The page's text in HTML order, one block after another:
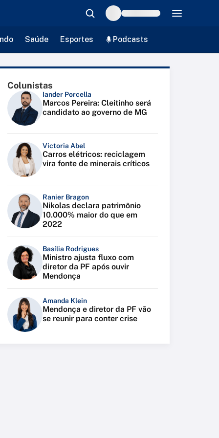
Saúde Esportes Podcasts
Colunistas
Iander Porcella
Marcos Pereira: Cleitinho será
candidato ao governo de MG
Victoria Abel
Carros elétricos: reciclagem
vira fonte de minerais críticos
Ranier Bragon
Nikolas declara patrimônio
10.000% maior do que em
2022
Basília Rodrigues
Ministro ajusta fluxo com
diretor da PF após ouvir
Mendonça
Amanda Klein
Mendonça e diretor da PF vão
se reunir para conter crise